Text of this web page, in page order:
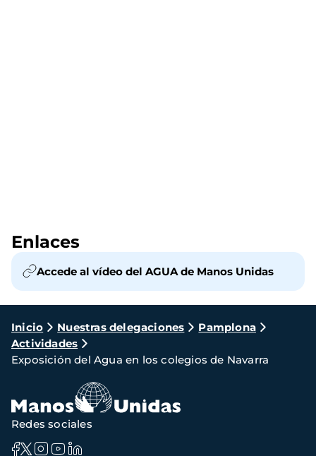
Enlaces
Accede al vídeo del AGUA de Manos Unidas
Ruta
de
navegación
Inicio Nuestras delegaciones
Pamplona
Actividades
Exposición del Agua en los colegios de Navarra
Redes sociales